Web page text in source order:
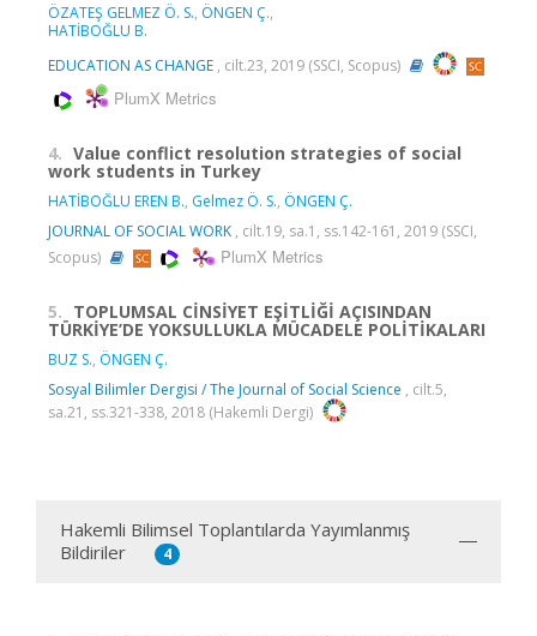
ÖZATEŞ GELMEZ Ö. S., ÖNGEN Ç.,
HATİBOĞLU B.
EDUCATION AS CHANGE , cilt.23, 2019 (SSCI, Scopus)
PlumX Metrics
4. Value conflict resolution strategies of social
work students in Turkey
HATİBOĞLU EREN B., Gelmez Ö. S., ÖNGEN Ç.
JOURNAL OF SOCIAL WORK , cilt.19, sa.1, ss.142-161, 2019 (SSCI,
Scopus)
PlumX Metrics
5. TOPLUMSAL CİNSİYET EŞİTLİĞİ AÇISINDAN
TÜRKİYE’DE YOKSULLUKLA MÜCADELE POLİTİKALARI
BUZ S., ÖNGEN Ç.
Sosyal Bilimler Dergisi / The Journal of Social Science , cilt.5,
sa.21, ss.321-338, 2018 (Hakemli Dergi)
Hakemli Bilimsel Toplantılarda Yayımlanmış
Bildiriler
4